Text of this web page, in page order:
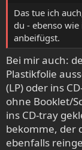
Das tue ich
du - ebenso
anbeifügst.
Bei mir auch:
Plastikfolie
(LP) oder ins
ohne Booklet/
ins CD-tray
bekomme, der
ebenfalls